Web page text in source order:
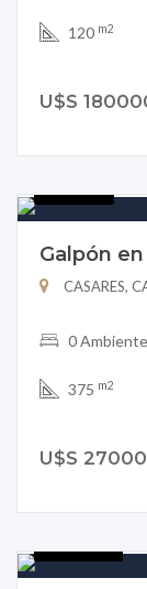
120 m2
U$S
Galpón
CASARES,
0
375 m2
U$S